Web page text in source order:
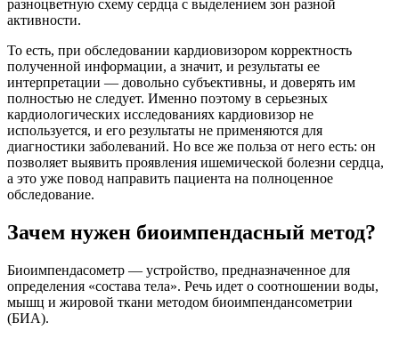
разноцветную схему сердца с выделением зон разной
активности.
То есть, при обследовании кардиовизором корректность
полученной информации, а значит, и результаты ее
интерпретации — довольно субъективны, и доверять им
полностью не следует. Именно поэтому в серьезных
кардиологических исследованиях кардиовизор не
используется, и его результаты не применяются для
диагностики заболеваний. Но все же польза от него есть: он
позволяет выявить проявления ишемической болезни сердца,
а это уже повод направить пациента на полноценное
обследование.
Зачем нужен биоимпендасный метод?
Биоимпендасометр — устройство, предназначенное для
определения «состава тела». Речь идет о соотношении воды,
мышц и жировой ткани методом биоимпендансометрии
(БИА).